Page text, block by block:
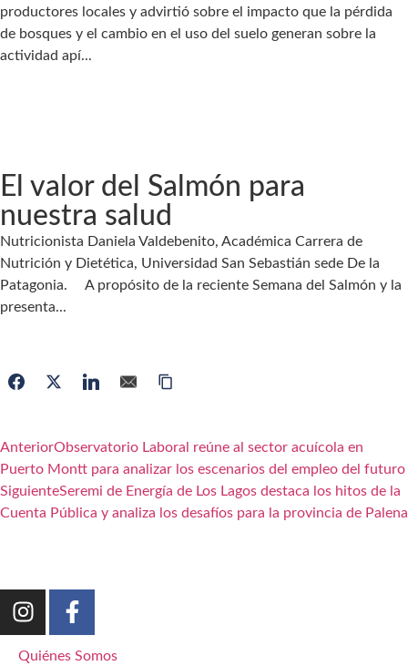
productores locales y advirtió sobre el impacto que la pérdida
de bosques y el cambio en el uso del suelo generan sobre la
actividad apí...
El valor del Salmón para
nuestra salud
Nutricionista Daniela Valdebenito, Académica Carrera de
Nutrición y Dietética, Universidad San Sebastián sede De la
Patagonia. A propósito de la reciente Semana del Salmón y la
presenta...
AnteriorObservatorio Laboral reúne al sector acuícola en
Puerto Montt para analizar los escenarios del empleo del futuro
SiguienteSeremi de Energía de Los Lagos destaca los hitos de la
Cuenta Pública y analiza los desafíos para la provincia de Palena
Quiénes Somos